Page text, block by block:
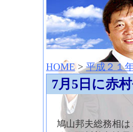
HOME>平成２１
7月5日に赤
鳩山邦夫総務相